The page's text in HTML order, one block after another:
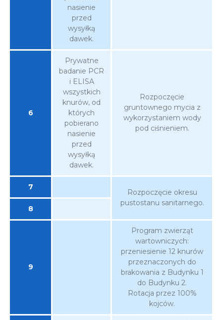
nasienie
przed
wysyłką
dawek.
6
Prywatne
badanie PCR
i ELISA
wszystkich
knurów, od
których
pobierano
nasienie
przed
wysyłką
dawek.
Rozpoczęcie
gruntownego mycia z
wykorzystaniem wody
pod ciśnieniem.
7
Rozpoczęcie okresu
pustostanu sanitarnego.
8
9
Program zwierząt
wartowniczych:
przeniesienie 12 knurów
przeznaczonych do
brakowania z Budynku 1
do Budynku 2.
Rotacja przez 100%
kojców.